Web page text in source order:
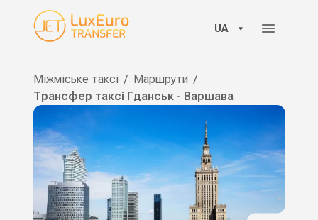
UA
Міжміське таксі / Маршрути /
Трансфер таксі Гданськ - Варшава